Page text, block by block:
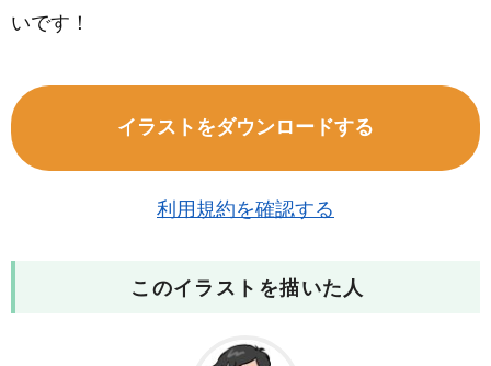
いです！
イラストをダウンロードする
利用規約を確認する
このイラストを描いた人